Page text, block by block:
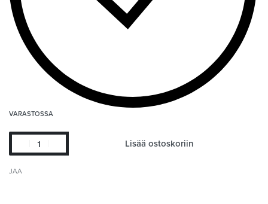
VARASTOSSA
Lisää ostoskoriin
JAA